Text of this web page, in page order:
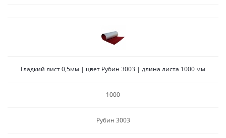
Гладкий лист 0,5мм | цвет Рубин 3003 | длина листа 1000 мм
1000
Рубин 3003